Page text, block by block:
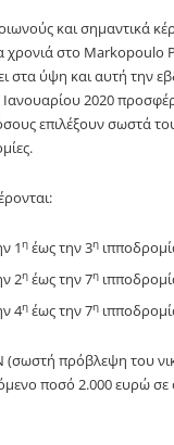
και σημαντικά
χρονιά στο Markopoulo
στα ύψη και αυτή την
2020
επιλέξουν σωστά
1η έως την 3η
2η έως την 7η
4η έως την 7η
(σωστή πρόβλεψη του
ποσό 2.000 ευρώ σε